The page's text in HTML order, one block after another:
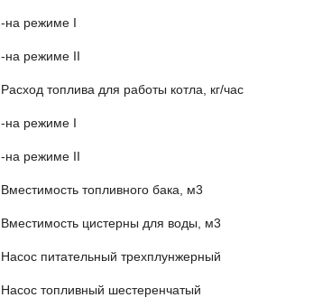
-на
-на режиме
Расход топлива для работы котла, кг/час
-на
-на
Вместимость
Вместимость
Насос питательный
Насос топливный